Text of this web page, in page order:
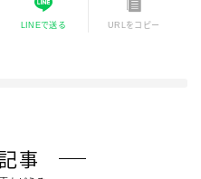
LINEで送る URLをコピー
事